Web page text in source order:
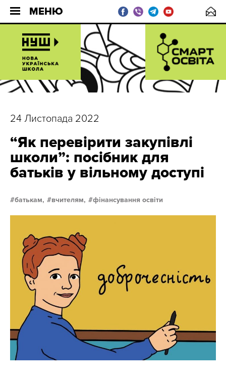
МЕНЮ
24 Листопада 2022
“Як перевірити закупівлі
школи”: посібник для
батьків у вільному доступі
батькам, вчителям, фінансування освіти